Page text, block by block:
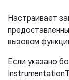
Настраивает
вызовом
Если указано